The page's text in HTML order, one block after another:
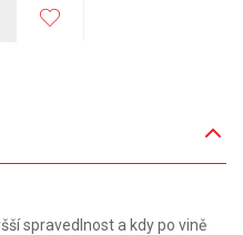
spravedlnost a kdy po vině